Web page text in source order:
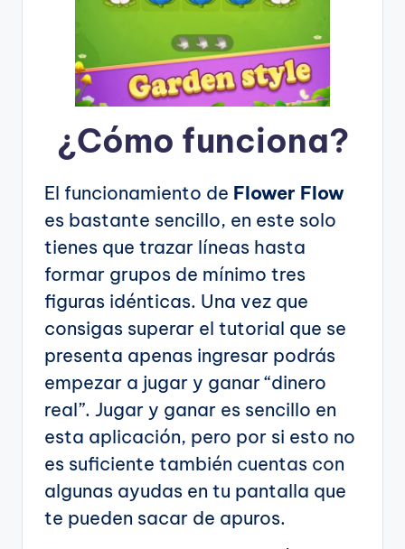
¿Cómo funciona?
El funcionamiento de Flower Flow
es bastante sencillo, en este solo
tienes que trazar líneas hasta
formar grupos de mínimo tres
figuras idénticas. Una vez que
consigas superar el tutorial que se
presenta apenas ingresar podrás
empezar a jugar y ganar “dinero
real”. Jugar y ganar es sencillo en
esta aplicación, pero por si esto no
es suficiente también cuentas con
algunas ayudas en tu pantalla que
te pueden sacar de apuros.